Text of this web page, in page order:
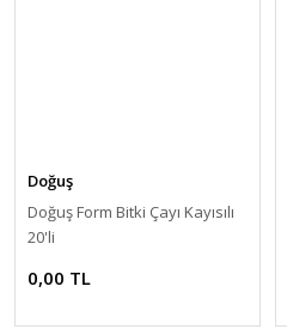
Doğuş
Doğuş Form Bitki Çayı Kayısılı
20'li
0,00 TL